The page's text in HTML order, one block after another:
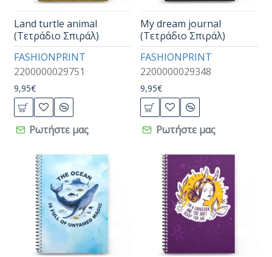
FASHIONPRINT
2200000029751
Land turtle animal
(Τετράδιο Σπιράλ)
9,95€
Ρωτήστε μας
FASHIONPRINT
2200000029348
My dream journal
(Τετράδιο Σπιράλ)
9,95€
Ρωτήστε μας